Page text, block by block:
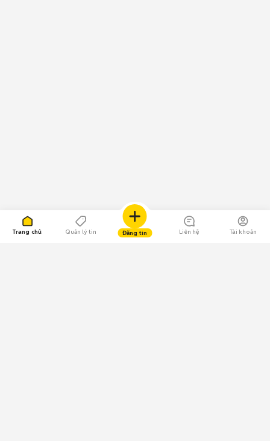
Trang chủ Quản lý tin Đăng tin Liên hệ Tài khoản